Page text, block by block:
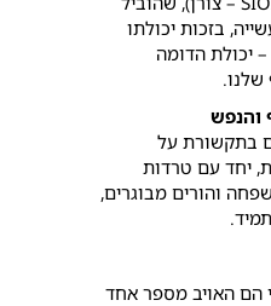
בזכות יכולתו
יכולת הדומה
והנפש
בתקשורת על
יחד עם טרדות
והורים מבוגרים,
הם האויב מספר אחד